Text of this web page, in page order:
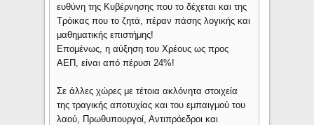
ευθύνη της Κυβέρνησης που το δέχεται και της
Τρόικας που το ζητά, πέραν πάσης λογικής και
μαθηματικής επιστήμης!
Επομένως, η αύξηση του Χρέους ως προς
ΑΕΠ, είναι από πέρυσι 24%!
Σε άλλες χώρες με τέτοια ακλόνητα στοιχεία
της τραγικής αποτυχίας και του εμπαιγμού του
λαού, Πρωθυπουργοί, Αντιπρόεδροι και